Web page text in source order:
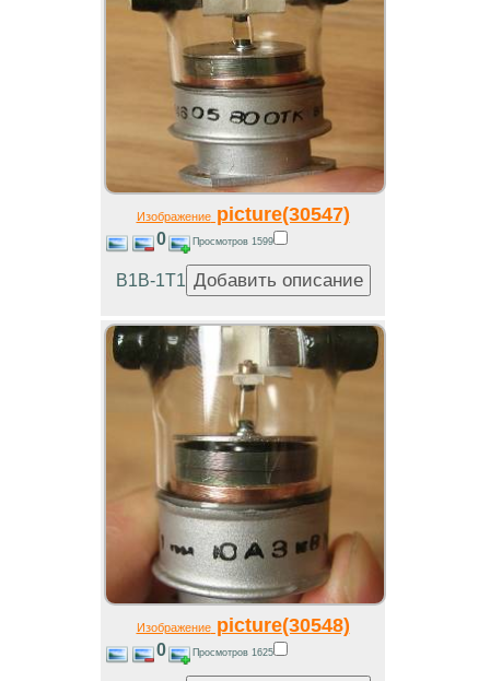
Изображениеpicture(30547)
0 Просмотров 1599
В1В-1Т1
Изображениеpicture(30548)
0 Просмотров 1625